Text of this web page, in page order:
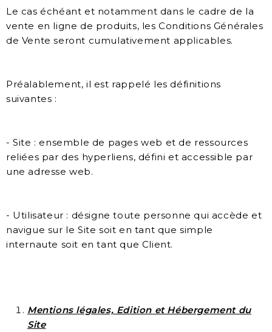
Le cas échéant et notamment dans le cadre de la
vente en ligne de produits, les Conditions Générales
de Vente seront cumulativement applicables.
Préalablement, il est rappelé les définitions
suivantes :
- Site : ensemble de pages web et de ressources
reliées par des hyperliens, défini et accessible par
une adresse web.
- Utilisateur : désigne toute personne qui accède et
navigue sur le Site soit en tant que simple
internaute soit en tant que Client.
Mentions légales, Edition et Hébergement du
Site